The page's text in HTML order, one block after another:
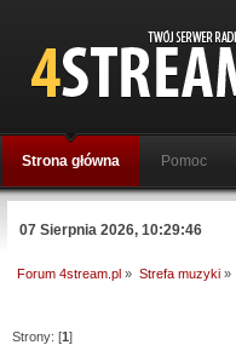
Strona główna Pomoc
07 Sierpnia 2026, 10:29:46
Forum 4stream.pl » Strefa muzyki»
Strony: [1]